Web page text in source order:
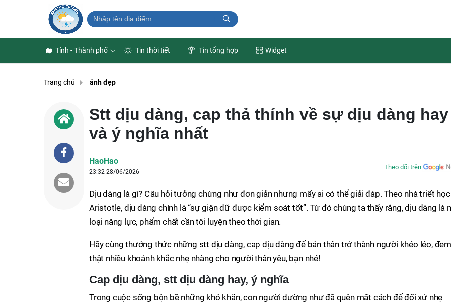
Tỉnh - Thành phố Tin thời tiết Tin tổng hợp Widget
Trang chủ ảnh đẹp
Stt dịu dàng, cap thả thính về sự dịu dàng hay
và ý nghĩa nhất
HaoHao
23:32 28/06/2026
Theo dõi trên
Dịu dàng là gì? Câu hỏi tưởng chừng như đơn giản nhưng mấy ai có thể giải đáp. Theo nhà triết học
Aristotle, dịu dàng chính là “sự giận dữ được kiểm soát tốt”. Từ đó chúng ta thấy rằng, dịu dàng là
loại năng lực, phẩm chất cần tôi luyện theo thời gian.
Hãy cùng thưởng thức những stt dịu dàng, cap dịu dàng để bản thân trở thành người khéo léo,
thật nhiều khoảnh khắc nhẹ nhàng cho người thân yêu, bạn nhé!
Cap dịu dàng, stt dịu dàng hay, ý nghĩa
Trong cuộc sống bộn bề những khó khăn, con người dường như đã quên mất cách để đối xử nhẹ